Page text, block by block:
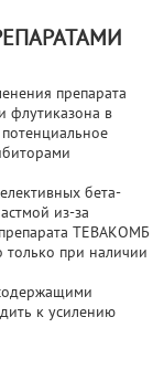
препарата
флутиказона в
бета-
из-за
ТЕВАКОМБ
только при наличии
к усилению